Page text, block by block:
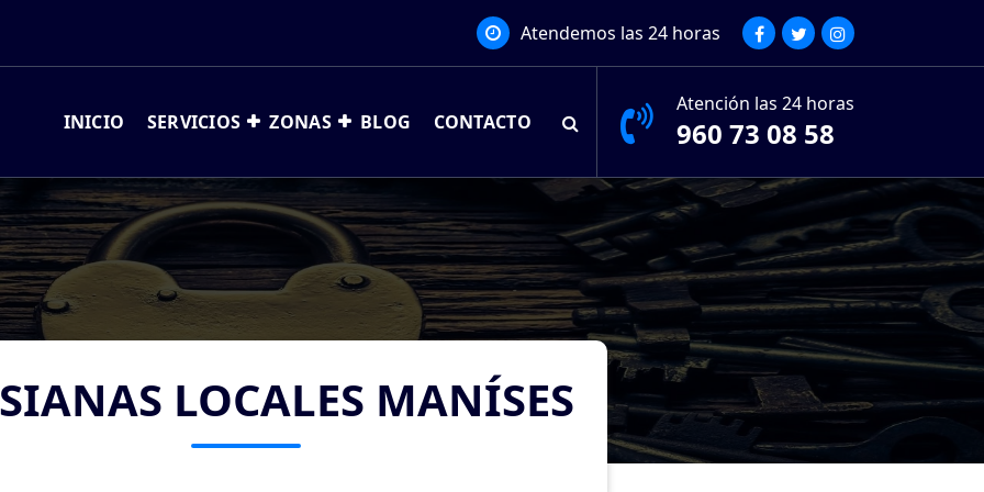
Atendemos las 24 horas
INICIO SERVICIOS ZONAS BLOG CONTACTO
Atención las 24 horas
960 73 08 58
LOCALES MANÍSES